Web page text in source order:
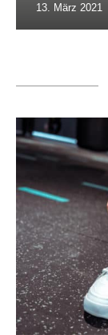
13. März 2021